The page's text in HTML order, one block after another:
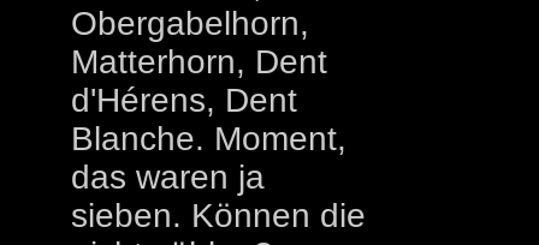
Obergabelhorn,
Matterhorn, Dent
d'Hérens, Dent
Blanche. Moment,
das waren ja
sieben. Können die